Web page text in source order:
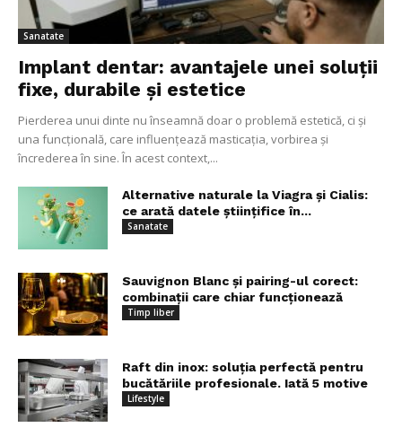
Sanatate
Implant dentar: avantajele unei soluții
fixe, durabile și estetice
Pierderea unui dinte nu înseamnă doar o problemă estetică, ci și
una funcțională, care influențează masticația, vorbirea și
încrederea în sine. În acest context,...
Alternative naturale la Viagra și Cialis:
ce arată datele științifice în...
Sanatate
Sauvignon Blanc și pairing-ul corect:
combinații care chiar funcționează
Timp liber
Raft din inox: soluția perfectă pentru
bucătăriile profesionale. Iată 5 motive
Lifestyle